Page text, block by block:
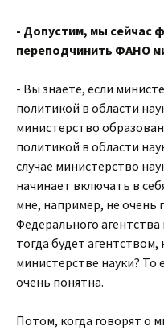
- Допустим, мы сейчас
переподчинить ФАНО
- Вы знаете, если
политикой в области
министерство
политикой в области
случае министерство
начинает включать в
мне, например, не очень
Федерального
тогда будет
министерстве науки? То
очень понятна.
Потом, когда говорят о